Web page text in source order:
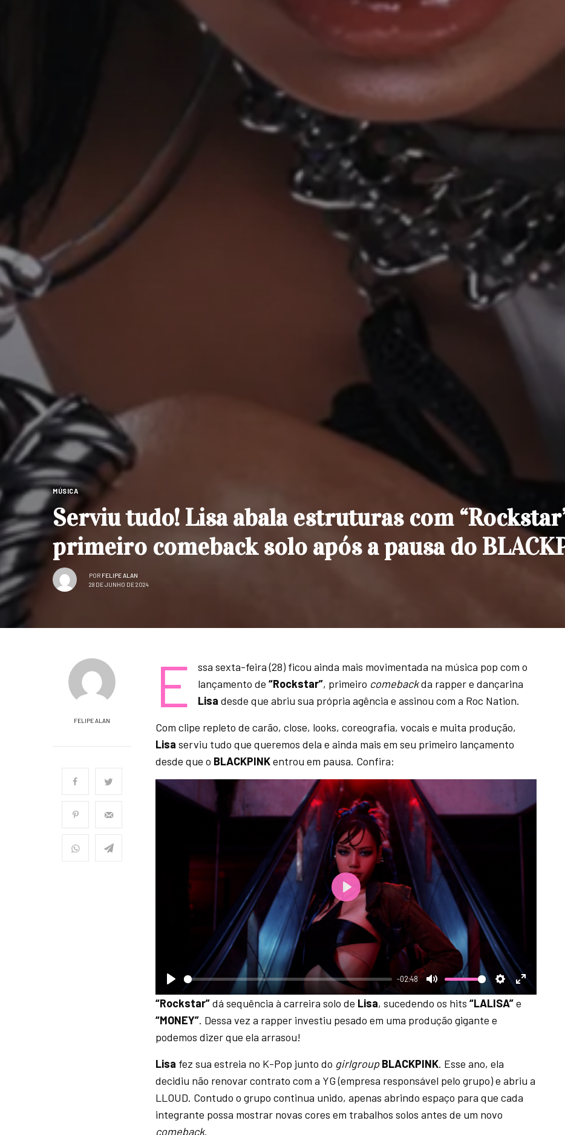
MÚSICA
Serviu tudo! Lisa abala estruturas com
primeiro comeback solo após a pausa do
POR FELIPE ALAN
28 DE JUNHO DE 2024
FELIPE ALAN
E
ssa sexta-feira (28) ficou ainda mais movimentada na música pop com o
lançamento de “Rockstar”, primeiro comebackda rapper e dançarina
Lisa desde que abriu sua própria agência e assinou com a Roc Nation.
Com clipe repleto de carão, close, looks, coreografia, vocais e muita produção,
Lisaserviu tudo que queremos dela e ainda mais em seu primeiro lançamento
desde que o BLACKPINKentrou em pausa. Confira:
P
-02:48
M
u
S
e
i
n
g
s
E
f
u
P
l
y
“Rockstar”dá sequência à carreira solo de Lisa, sucedendo os hits“LALISA”e
“MONEY”. Dessa vez a rapper investiu pesado em uma produção gigante e
podemos dizer que ela arrasou!
Lisa fez sua estreia no K-Pop junto do girlgroup BLACKPINK. Esse ano, ela
decidiu não renovar contrato com a YG (empresa responsável pelo grupo) e abriu a
LLOUD. Contudo o grupo continua unido, apenas abrindo espaço para que cada
integrante possa mostrar novas cores em trabalhos solos antes de um novo
comeback.